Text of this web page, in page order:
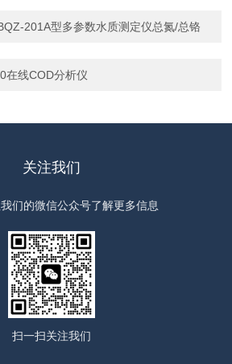
201A型多参数水质测定仪总氮/总铬
在线COD分析仪
关注我们
们的微信公众号了解更多信息
扫一扫关注我们